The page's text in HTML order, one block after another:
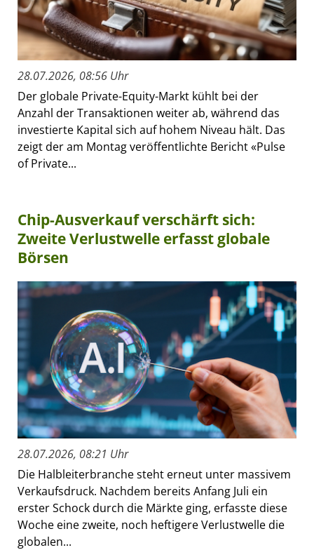
28.07.2026, 08:56 Uhr
Der globale Private-Equity-Markt kühlt bei der
Anzahl der Transaktionen weiter ab, während das
investierte Kapital sich auf hohem Niveau hält. Das
zeigt der am Montag veröffentlichte Bericht «Pulse
of Private...
Chip-Ausverkauf verschärft sich:
Zweite Verlustwelle erfasst globale
Börsen
28.07.2026, 08:21 Uhr
Die Halbleiterbranche steht erneut unter massivem
Verkaufsdruck. Nachdem bereits Anfang Juli ein
erster Schock durch die Märkte ging, erfasste diese
Woche eine zweite, noch heftigere Verlustwelle die
globalen...